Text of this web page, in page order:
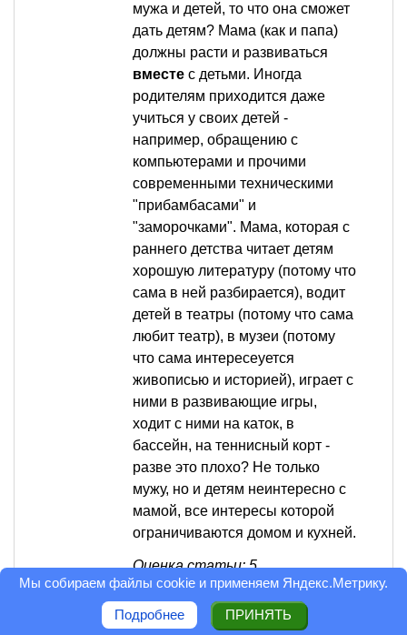
мужа и детей, то что она сможет
дать детям? Мама (как и папа)
должны расти и развиваться
вместе с детьми. Иногда
родителям приходится даже
учиться у своих детей -
например, обращению с
компьютерами и прочими
современными техническими
"прибамбасами" и
"заморочками". Мама, которая с
раннего детства читает детям
хорошую литературу (потому что
сама в ней разбирается), водит
детей в театры (потому что сама
любит театр), в музеи (потому
что сама интересеуется
живописью и историей), играет с
ними в развивающие игры,
ходит с ними на каток, в
бассейн, на теннисный корт -
разве это плохо? Не только
мужу, но и детям неинтересно с
мамой, все интересы которой
ограничиваются домом и кухней.
Оценка статьи: 5
0 Ответить
Мы собираем файлы cookie и применяем Яндекс.Метрику.
Подробнее ПРИНЯТЬ